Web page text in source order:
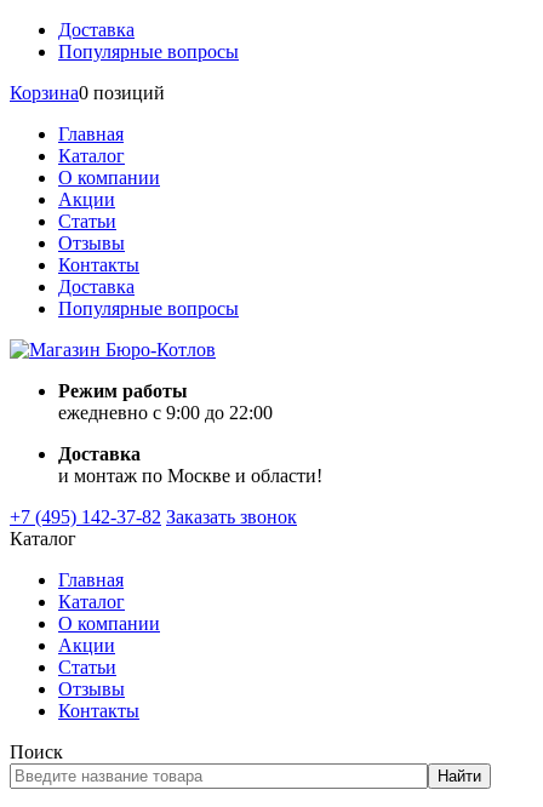
Доставка
Популярные вопросы
Корзина0 позиций
Главная
Каталог
О компании
Акции
Статьи
Отзывы
Контакты
Доставка
Популярные вопросы
Режим работы
ежедневно с 9:00 до 22:00
Доставка
и монтаж по Москве и области!
+7 (495) 142-37-82 Заказать звонок
Каталог
Главная
Каталог
О компании
Акции
Статьи
Отзывы
Контакты
Поиск
Найти